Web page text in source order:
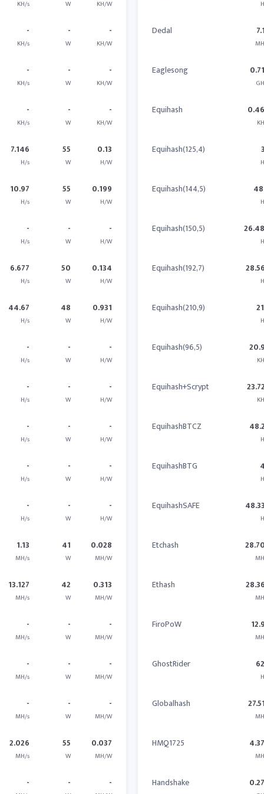
KH/s W KH/W
-
KH/s
-
W
-
KH/W
-
KH/s
-
W
-
KH/W
-
KH/s
-
W
-
KH/W
7.146
H/s
55
W
0.13
H/W
10.97
H/s
55
W
0.199
H/W
-
H/s
-
W
-
H/W
6.677
H/s
50
W
0.134
H/W
44.67
H/s
48
W
0.931
H/W
-
H/s
-
W
-
H/W
-
H/s
-
W
-
H/W
-
H/s
-
W
-
H/W
-
H/s
-
W
-
H/W
-
H/s
-
W
-
H/W
1.13
MH/s
41
W
0.028
MH/W
13.127
MH/s
42
W
0.313
MH/W
-
MH/s
-
W
-
MH/W
-
MH/s
-
W
-
MH/W
-
MH/s
-
W
-
MH/W
2.026
MH/s
55
W
0.037
MH/W
- - -
Dedal
Eaglesong
Equihash
Equihash(125,4)
Equihash(144,5)
Equihash(150,5)
Equihash(192,7)
Equihash(210,9)
Equihash(96,5)
Equihash+Scrypt
EquihashBTCZ
EquihashBTG
EquihashSAFE
Etchash
Ethash
FiroPoW
GhostRider
Globalhash
HMQ1725
Handshake